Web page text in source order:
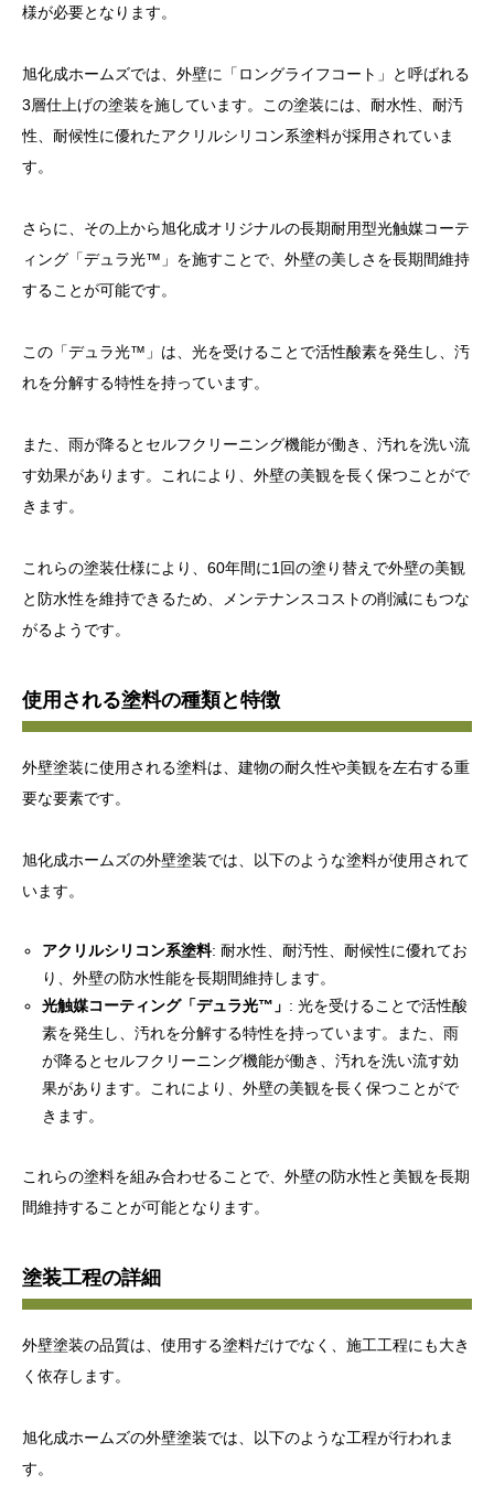
様が必要となります。
旭化成ホームズでは、外壁に「ロングライフコート」と呼ばれる
3層仕上げの塗装を施しています。この塗装には、耐水性、耐汚
性、耐候性に優れたアクリルシリコン系塗料が採用されていま
す。
さらに、その上から旭化成オリジナルの長期耐用型光触媒コーテ
ィング「デュラ光™」を施すことで、外壁の美しさを長期間維持
することが可能です。
この「デュラ光™」は、光を受けることで活性酸素を発生し、汚
れを分解する特性を持っています。
また、雨が降るとセルフクリーニング機能が働き、汚れを洗い流
す効果があります。これにより、外壁の美観を長く保つことがで
きます。
これらの塗装仕様により、60年間に1回の塗り替えで外壁の美観
と防水性を維持できるため、メンテナンスコストの削減にもつな
がるようです。
使用される塗料の種類と特徴
外壁塗装に使用される塗料は、建物の耐久性や美観を左右する重
要な要素です。
旭化成ホームズの外壁塗装では、以下のような塗料が使用されて
います。
アクリルシリコン系塗料: 耐水性、耐汚性、耐候性に優れてお
り、外壁の防水性能を長期間維持します。
光触媒コーティング「デュラ光™」 : 光を受けることで活性酸
素を発生し、汚れを分解する特性を持っています。また、雨
が降るとセルフクリーニング機能が働き、汚れを洗い流す効
果があります。これにより、外壁の美観を長く保つことがで
きます。
これらの塗料を組み合わせることで、外壁の防水性と美観を長期
間維持することが可能となります。
塗装工程の詳細
外壁塗装の品質は、使用する塗料だけでなく、施工工程にも大き
く依存します。
旭化成ホームズの外壁塗装では、以下のような工程が行われま
す。